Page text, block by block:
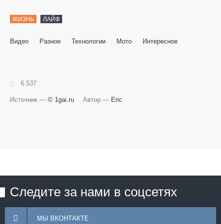
ЖИЗНЬ ЛАЙФ
Видео Разное Технологии Мото Интересное
6 537
Источник — © 1gai.ru Автор — Eric
Следите за нами в соцсетях
МЫ ВКОНТАКТЕ